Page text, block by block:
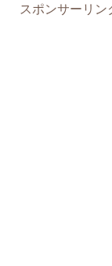
スポンサーリン